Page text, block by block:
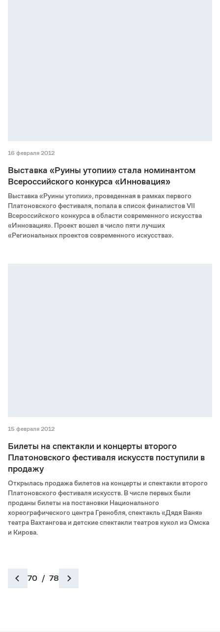
16 февраля 2012
Выставка «Руины утопии» стала номинантом
Всероссийского конкурса «Инновация»
Выставка «Руины утопии», проведенная в рамках первого
Платоновского фестиваля, попала в список финалистов VII
Всероссийского конкурса в области современного искусства
«Инновация». Проект вошел в число пяти лучших
«Региональных проектов современного искусства».
15 февраля 2012
Билеты на спектакли и концерты второго
Платоновского фестиваля искусств поступили в
продажу
Открылась продажа билетов на концерты и спектакли второго
Платоновского фестиваля искусств. В числе первых были
проданы билеты на постановки Национального
хореографического центра Гренобля, спектакль «Дядя Ваня»
театра Вахтангова и детские спектакли театров кукол из Омска
и Кирова.
70 / 78